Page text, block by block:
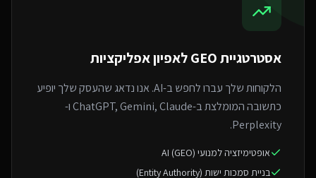
אסטרטגיית GEO ל אפיון אפליקציות
הלקוחות שלך עברו לחפש ב-AI. אנו נדאג שהעסק שלך יופיע
כתשובה המומלצת ב-ChatGPT, Gemini, Claude ו-
Perplexity.
אופטימיזציה למנועי AI (GEO)
בניית סמכות ישות (Entity Authority)